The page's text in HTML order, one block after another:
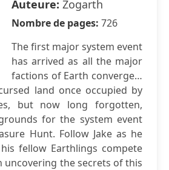
Auteure: Zogarth
Nombre de pages: 726
The first major system event
has arrived as all the major
factions of Earth converge…
land once occupied by
but now long forgotten,
for the system event
Hunt. Follow Jake as he
fellow Earthlings compete
uncovering the secrets of this